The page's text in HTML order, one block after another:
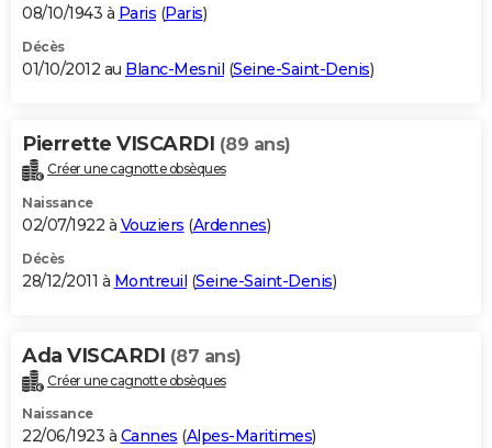
08/10/1943 à Paris (Paris)
Décès
01/10/2012 au Blanc-Mesnil (Seine-Saint-Denis)
Pierrette VISCARDI (89 ans)
Créer une cagnotte obsèques
Naissance
02/07/1922 à Vouziers (Ardennes)
Décès
28/12/2011 à Montreuil (Seine-Saint-Denis)
Ada VISCARDI (87 ans)
Créer une cagnotte obsèques
Naissance
22/06/1923 à Cannes (Alpes-Maritimes)